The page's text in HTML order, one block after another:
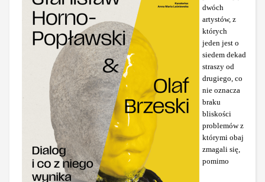
dwóch
artystów, z
których
jeden jest o
siedem dekad
straszy od
drugiego, co
nie oznacza
braku
bliskości
problemów z
którymi obaj
zmagali się,
pomimo